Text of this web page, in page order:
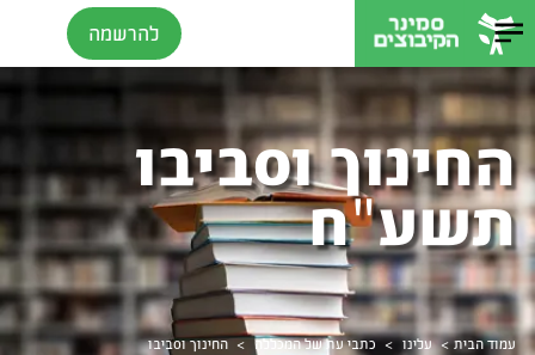
להרשמה
עמוד הבית > עלינו > כתבי עת של המכללה > החינוך וסביבו
החינוך וסביבו
תשע"ח